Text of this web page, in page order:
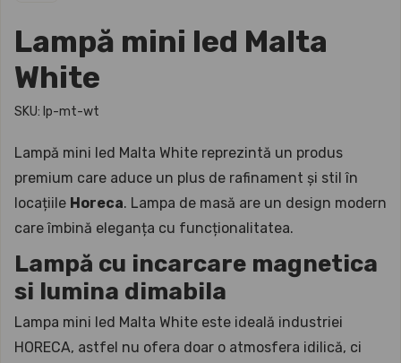
Lampă mini led Malta
White
SKU: lp-mt-wt
Lampă mini led Malta White reprezintă un produs
premium care aduce un plus de rafinament și stil în
locațiile Horeca. Lampa de masă are un design modern
care îmbină eleganța cu funcționalitatea.
Lampă cu incarcare magnetica
si lumina dimabila
Lampa mini led Malta White este ideală industriei
HORECA, astfel nu ofera doar o atmosfera idilică, ci